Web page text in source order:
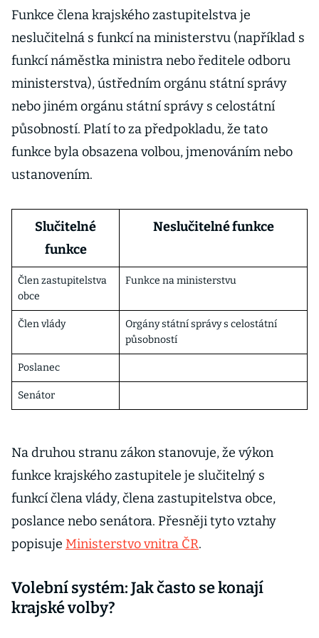
Funkce člena krajského zastupitelstva je
neslučitelná s funkcí na ministerstvu (například s
funkcí náměstka ministra nebo ředitele odboru
ministerstva), ústředním orgánu státní správy
nebo jiném orgánu státní správy s celostátní
působností. Platí to za předpokladu, že tato
funkce byla obsazena volbou, jmenováním nebo
ustanovením.
Slučitelné
funkce
Neslučitelné funkce
Člen zastupitelstva
obce
Funkce na ministerstvu
Člen vlády
Orgány státní správy s celostátní
působností
Poslanec
Senátor
Na druhou stranu zákon stanovuje, že výkon
funkce krajského zastupitele je slučitelný s
funkcí člena vlády, člena zastupitelstva obce,
poslance nebo senátora. Přesněji tyto vztahy
popisuje Ministerstvo vnitra ČR.
Volební systém: Jak často se konají
krajské volby?